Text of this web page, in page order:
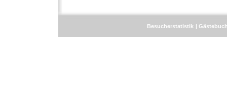
Besucherstatistik